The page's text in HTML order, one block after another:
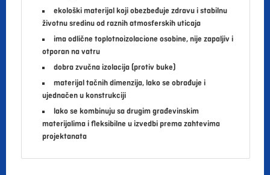
ekološki materijal koji obezbeđuje zdravu i stabilnu
životnu sredinu od raznih atmosferskih uticaja
ima odlične toplotnoizolacione osobine, nije zapaljiv i
otporan na vatru
dobra zvučna izolacija (protiv buke)
materijal tačnih dimenzija, lako se obrađuje i
ujednačen u konstrukciji
lako se kombinuju sa drugim građevinskim
materijalima i fleksibilne u izvedbi prema zahtevima
projektanata